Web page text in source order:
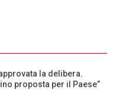
la delibera.
proposta per il Paese”